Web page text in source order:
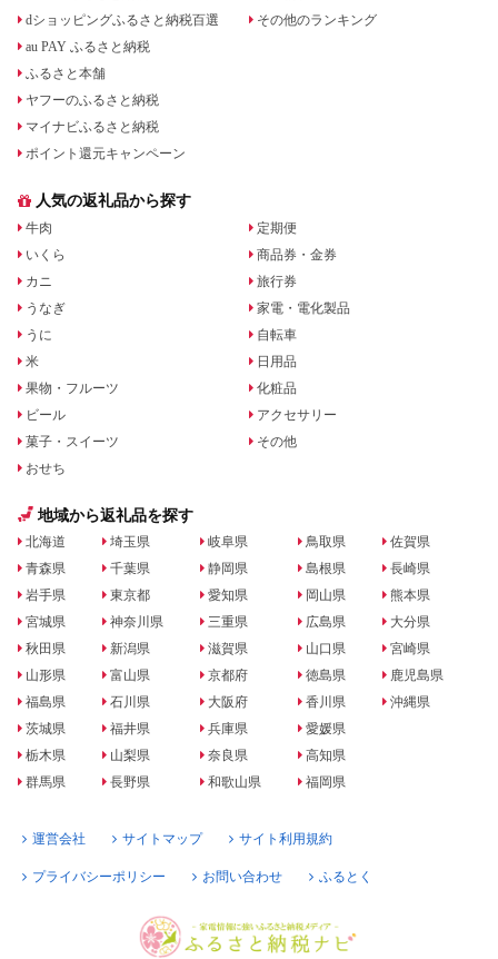
dショッピングふるさと納税百選
au PAY ふるさと納税
ふるさと本舗
ヤフーのふるさと納税
マイナビふるさと納税
ポイント還元キャンペーン
その他のランキング
人気の返礼品から探す
牛肉
いくら
カニ
うなぎ
うに
米
果物・フルーツ
ビール
菓子・スイーツ
おせち
定期便
商品券・金券
旅行券
家電・電化製品
自転車
日用品
化粧品
アクセサリー
その他
地域から返礼品を探す
北海道
青森県
岩手県
宮城県
秋田県
山形県
福島県
茨城県
栃木県
群馬県
埼玉県
千葉県
東京都
神奈川県
新潟県
富山県
石川県
福井県
山梨県
長野県
岐阜県
静岡県
愛知県
三重県
滋賀県
京都府
大阪府
兵庫県
奈良県
和歌山県
鳥取県
島根県
岡山県
広島県
山口県
徳島県
香川県
愛媛県
高知県
福岡県
佐賀県
長崎県
熊本県
大分県
宮崎県
鹿児島県
沖縄県
運営会社 サイトマップ サイト利用規約
プライバシーポリシー お問い合わせ ふるとく